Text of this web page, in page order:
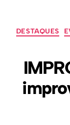
DESTAQUES